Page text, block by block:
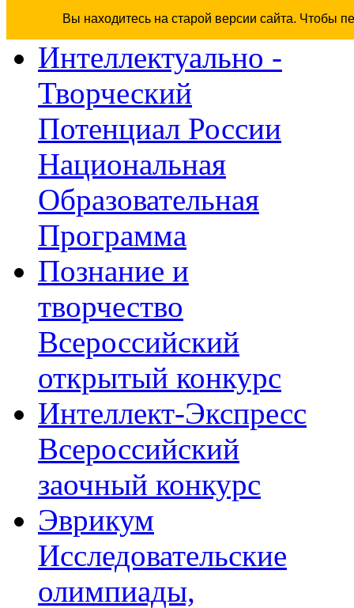
Вы находитесь на старой версии сайта. Чтобы
Интеллектуально -
Творческий
Потенциал России
Национальная
Образовательная
Программа
Познание и
творчество
Всероссийский
открытый конкурс
Интеллект-Экспресс
Всероссийский
заочный конкурс
Эврикум
Исследовательские
олимпиады,